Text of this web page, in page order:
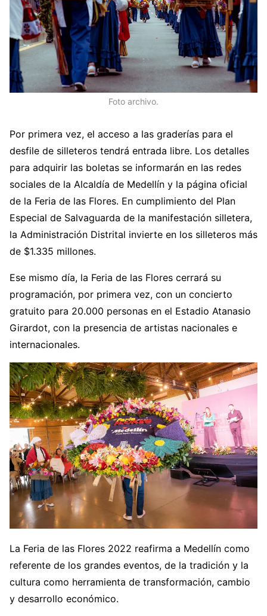
Foto archivo.
Por primera vez, el acceso a las graderías para el
desfile de silleteros tendrá entrada libre. Los detalles
para adquirir las boletas se informarán en las redes
sociales de la Alcaldía de Medellín y la página oficial
de la Feria de las Flores. En cumplimiento del Plan
Especial de Salvaguarda de la manifestación silletera,
la Administración Distrital invierte en los silleteros más
de $1.335 millones.
Ese mismo día, la Feria de las Flores cerrará su
programación, por primera vez, con un concierto
gratuito para 20.000 personas en el Estadio Atanasio
Girardot, con la presencia de artistas nacionales e
internacionales.
La Feria de las Flores 2022 reafirma a Medellín como
referente de los grandes eventos, de la tradición y la
cultura como herramienta de transformación, cambio
y desarrollo económico.